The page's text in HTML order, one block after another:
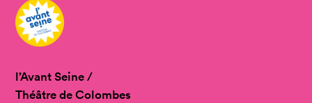
l’Avant Seine /
Théâtre de Colombes